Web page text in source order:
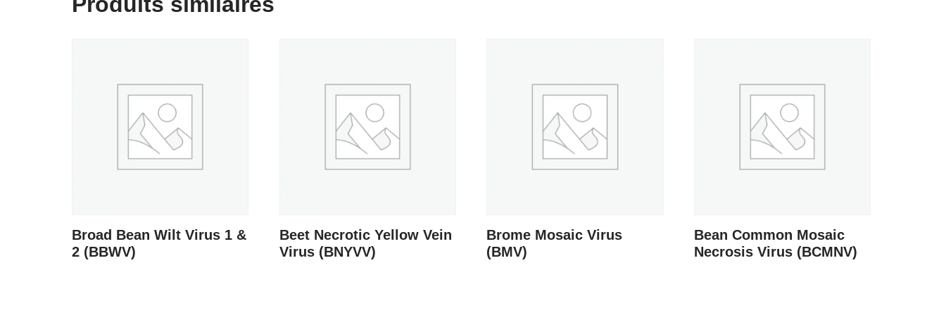
Broad Bean Wilt Virus 1 &
2 (BBWV)
Beet Necrotic Yellow Vein
Virus (BNYVV)
Brome Mosaic Virus
(BMV)
Bean Common Mosaic
Necrosis Virus (BCMNV)